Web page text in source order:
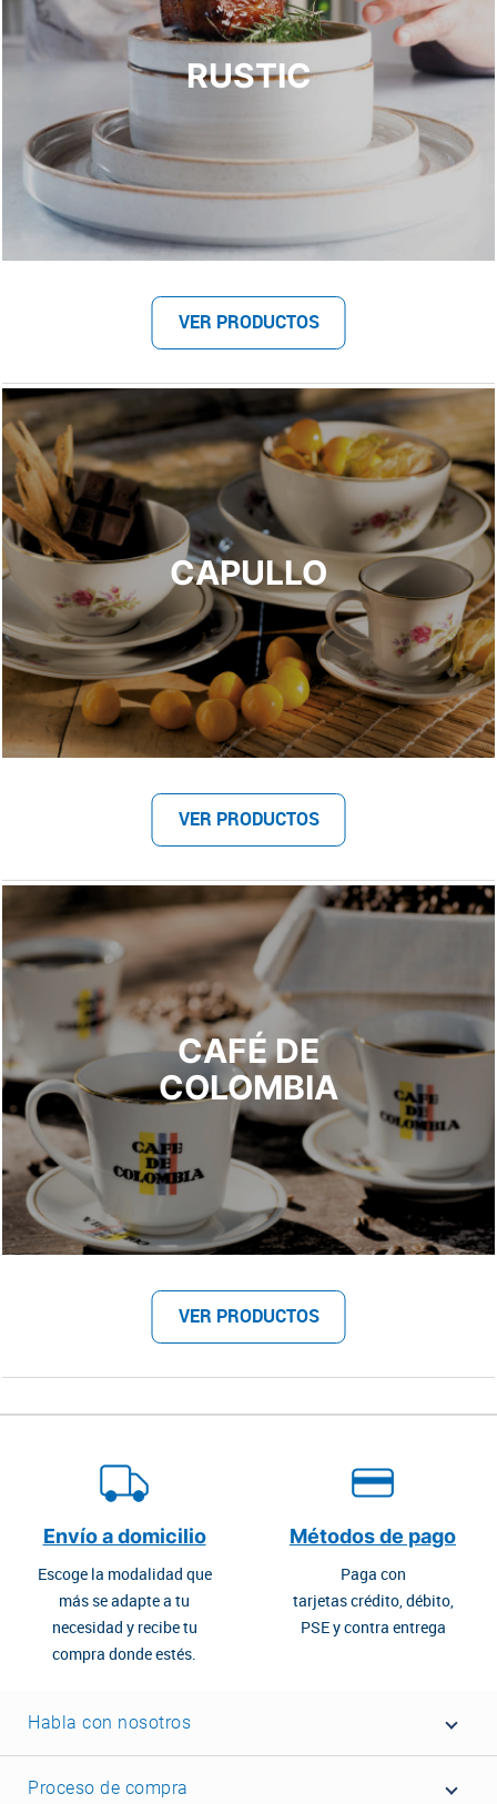
RUSTIC
VER PRODUCTOS
CAPULLO
VER PRODUCTOS
CAFÉ DE
COLOMBIA
VER PRODUCTOS
Envío a domicilio
Escoge la modalidad que
más se adapte a tu
necesidad y recibe tu
compra donde estés.
Métodos de pago
Paga con
tarjetas crédito, débito,
PSE y contra entrega
Habla con nosotros
Proceso de compra